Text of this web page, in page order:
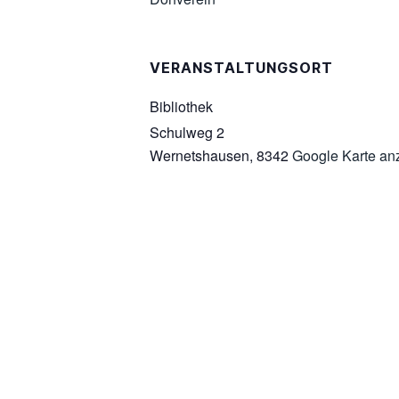
VERANSTALTUNGSORT
Bibliothek
Schulweg 2
Wernetshausen, 8342Google Karte